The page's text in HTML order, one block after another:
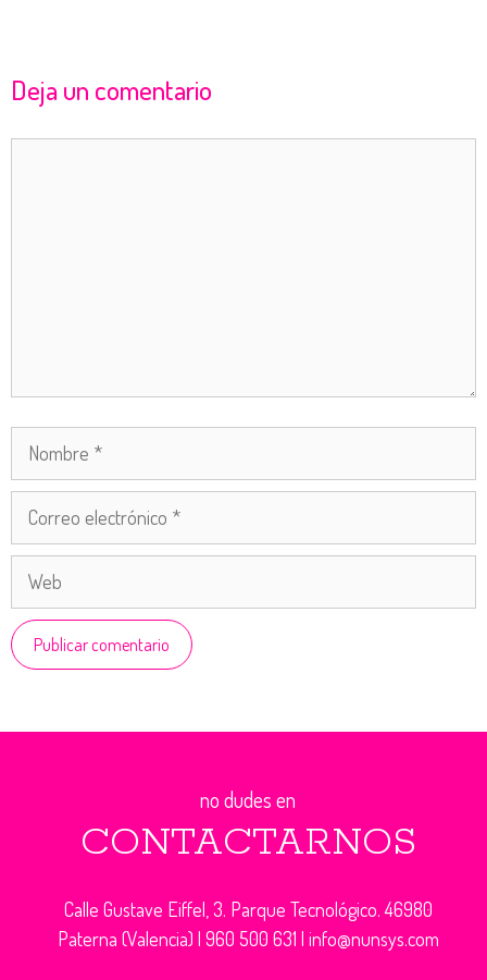
Deja un comentario
Comentario
Nombre
Correo
electrónico
Web
no dudes en
CONTACTARNOS
Calle Gustave Eiffel, 3. Parque Tecnológico. 46980
Paterna (Valencia) | 960 500 631 | info@nunsys.com